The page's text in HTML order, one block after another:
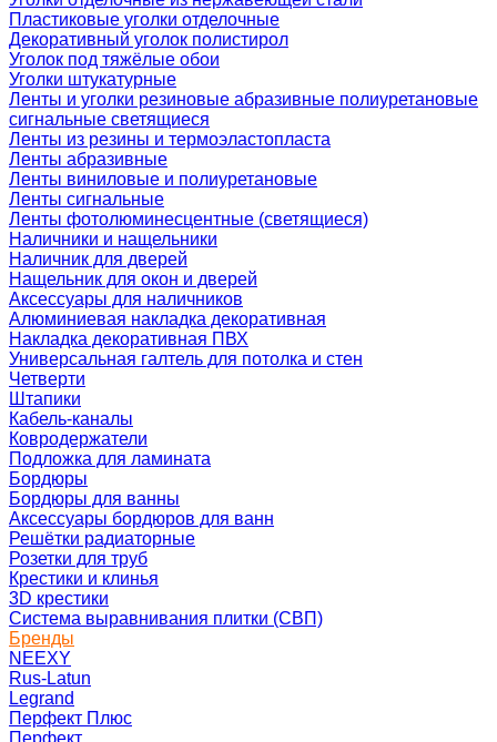
Пластиковые уголки отделочные
Декоративный уголок полистирол
Уголок под тяжёлые обои
Уголки штукатурные
Ленты и уголки резиновые абразивные полиуретановые
сигнальные светящиеся
Ленты из резины и термоэластопласта
Ленты абразивные
Ленты виниловые и полиуретановые
Ленты сигнальные
Ленты фотолюминесцентные (светящиеся)
Наличники и нащельники
Наличник для дверей
Нащельник для окон и дверей
Аксессуары для наличников
Алюминиевая накладка декоративная
Накладка декоративная ПВХ
Универсальная галтель для потолка и стен
Четверти
Штапики
Кабель-каналы
Ковродержатели
Подложка для ламината
Бордюры
Бордюры для ванны
Аксессуары бордюров для ванн
Решётки радиаторные
Розетки для труб
Крестики и клинья
3D крестики
Система выравнивания плитки (СВП)
Бренды
NEEXY
Rus-Latun
Legrand
Перфект Плюс
Перфект